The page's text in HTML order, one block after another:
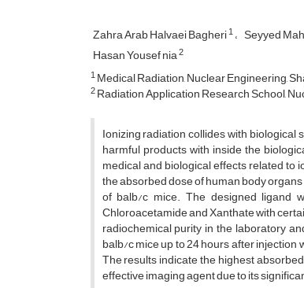
Zahra Arab Halvaei Bagheri1 Seyyed
Hasan Yousef nia2
1Medical Radiation, Nuclear Engineering,
2Radiation Application Research School,
Ionizing radiation collides with biological
harmful products with inside the
medical and biological effects related to
the absorbed dose of human body
of balb/c mice. The designed ligand
Chloroacetamide and Xanthate with
radiochemical purity in the laboratory
balb/c mice up to 24 hours after
The results indicate the highest
effective imaging agent due to its